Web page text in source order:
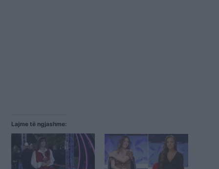
Lajme të ngjashme: